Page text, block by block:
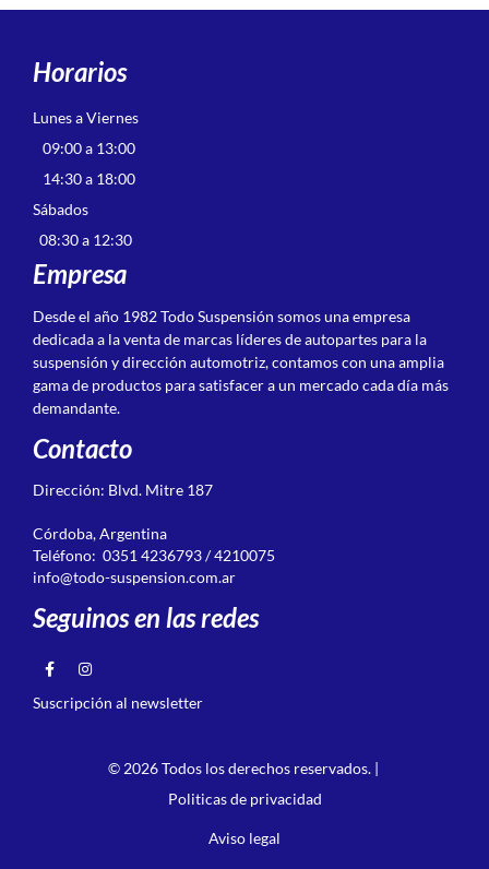
Horarios
Lunes a Viernes
09:00 a 13:00
14:30 a 18:00
Sábados
08:30 a 12:30
Empresa
Desde el año 1982 Todo Suspensión somos una empresa
dedicada a la venta de marcas líderes de autopartes para la
suspensión y dirección automotriz, contamos con una amplia
gama de productos para satisfacer a un mercado cada día más
demandante.
Contacto
Dirección: Blvd. Mitre 187
Córdoba, Argentina
Teléfono: 0351 4236793 / 4210075
info@todo-suspension.com.ar
Seguinos en las redes
Suscripción al newsletter
© 2026 Todos los derechos reservados. |
Politicas de privacidad
Aviso legal